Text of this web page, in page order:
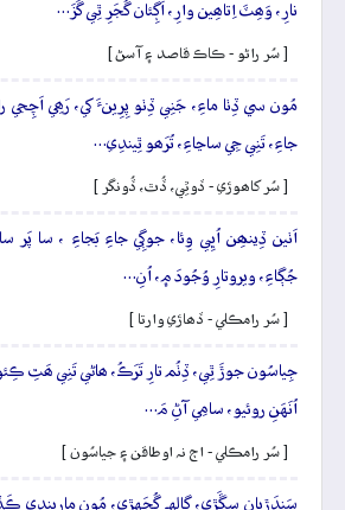
نارِ، وَھِٽَ اِتاھِين وارِ، اَڳِئان گُجَرِ ٿِي گَزَ…
[ سُر راڻو - ڪاڪ قاصد ۽ آسڻ ]
مُون سي ڏِٺا ماءِ، جَنِي ڏِٺو پِرِينءَ کي، رَھِي اَچِجي
جاءِ، تَنِي جِي ساڃاءِ، تُرَھو ٿِيندِي…
[ سُر کاھوڙي - ڏوٿِي، ڏُٿ، ڏُونگر ]
اَٺين ڏِينھِن اُڀِي وِئا، جوڳِي جاءِ بَجاءِ ، سا پَر
جُڳاءِ، ويروتارِ وُجُودَ ۾، اُنِ…
[ سُر رامڪلي - ڏھاڙي وارتا ]
جِياسُون جوڙَ ٿِي، ڏِٺُم تارِ تَرَڪُ، ھاڻي تَنِي ھَٿِ
اُنَهَنِ روئيو، سامِي آڻِ مَ…
[ سُر رامڪلي - اڄ نہ اوطاقن ۽ جياسُون ]
سَندَڙِيانِ سِڱَڙي، ڳالِهہ ڳُجَهڙِي، مُون مارِيندِي